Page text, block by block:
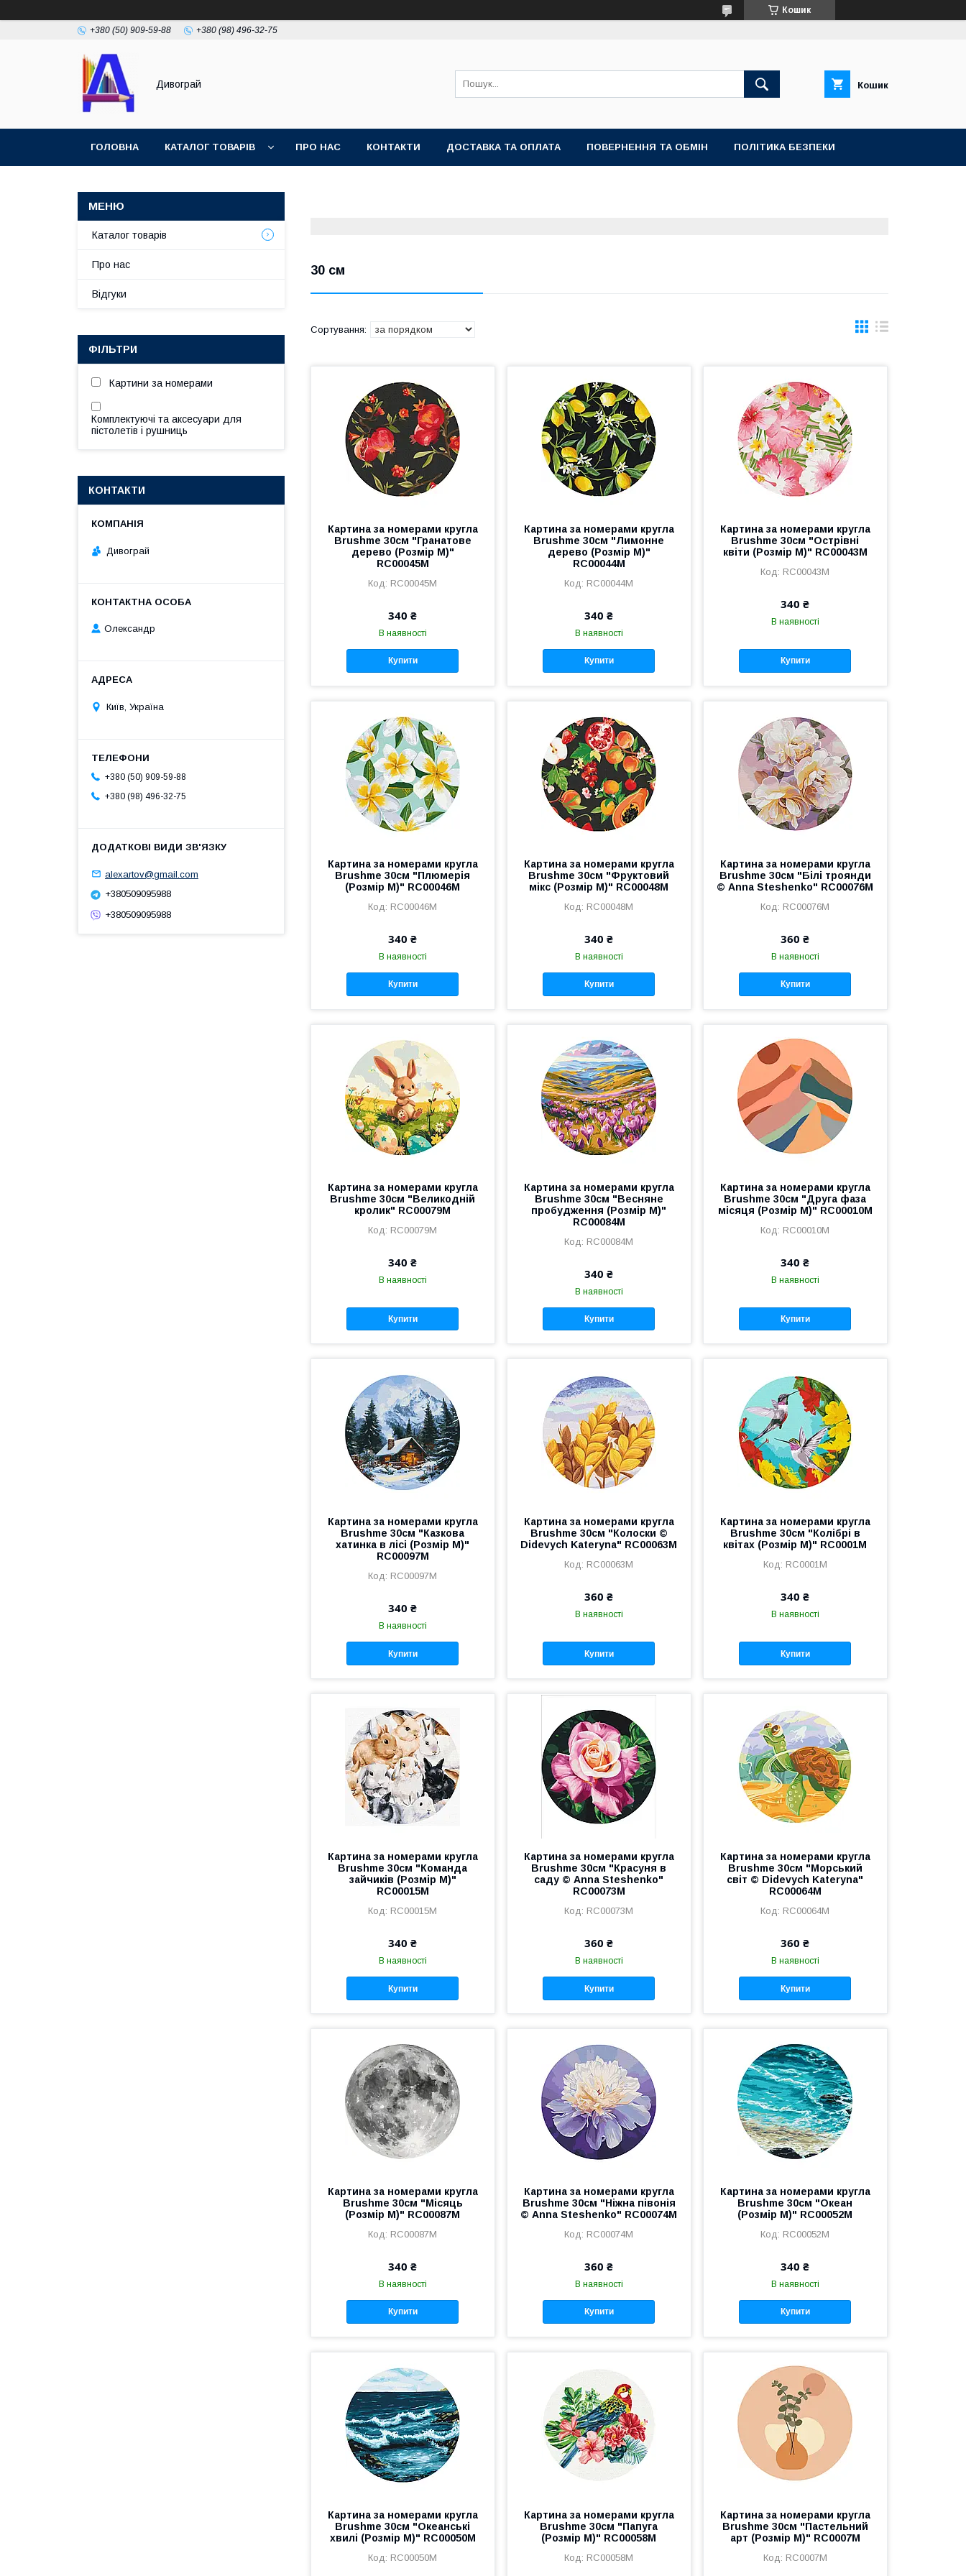
Кошик
+380 (50) 909-59-88 +380 (98) 496-32-75
Дивограй Кошик
ГОЛОВНА КАТАЛОГ ТОВАРІВ ПРО НАС КОНТАКТИ ДОСТАВКА ТА ОПЛАТА ПОВЕРНЕННЯ ТА ОБМІН ПОЛІТИКА БЕЗПЕКИ
30 см
Картина за номерами кругла
Brushme 30см "Гранатове
дерево (Розмір M)"
RC00045M
RC00045M
340 ₴
В наявності
Купити
Картина за номерами кругла
Brushme 30см "Лимонне
дерево (Розмір M)"
RC00044M
RC00044M
340 ₴
В наявності
Купити
Картина за номерами кругла
Brushme 30см "Острівні
квіти (Розмір M)" RC00043M
RC00043M
340 ₴
В наявності
Купити
Картина за номерами кругла
Brushme 30см "Плюмерія
(Розмір M)" RC00046M
RC00046M
340 ₴
В наявності
Купити
Картина за номерами кругла
Brushme 30см "Фруктовий
мікс (Розмір M)" RC00048M
RC00048M
340 ₴
В наявності
Купити
Картина за номерами кругла
Brushme 30см "Білі троянди
© Anna Steshenko" RC00076M
RC00076M
360 ₴
В наявності
Купити
Картина за номерами кругла
Brushme 30см "Великодній
кролик" RC00079M
RC00079M
340 ₴
В наявності
Купити
Картина за номерами кругла
Brushme 30см "Весняне
пробудження (Розмір M)"
RC00084M
RC00084M
340 ₴
В наявності
Купити
Картина за номерами кругла
Brushme 30см "Друга фаза
місяця (Розмір M)" RC00010M
RC00010M
340 ₴
В наявності
Купити
Картина за номерами кругла
Brushme 30см "Казкова
хатинка в лісі (Розмір M)"
RC00097M
RC00097M
340 ₴
В наявності
Купити
Картина за номерами кругла
Brushme 30см "Колоски ©
Didevych Kateryna" RC00063M
RC00063M
360 ₴
В наявності
Купити
Картина за номерами кругла
Brushme 30см "Колібрі в
квітах (Розмір M)" RC0001M
RC0001M
340 ₴
В наявності
Купити
Картина за номерами кругла
Brushme 30см "Команда
зайчиків (Розмір M)"
RC00015M
RC00015M
340 ₴
В наявності
Купити
Картина за номерами кругла
Brushme 30см "Красуня в
саду © Anna Steshenko"
RC00073M
RC00073M
360 ₴
В наявності
Купити
Картина за номерами кругла
Brushme 30см "Морський
світ © Didevych Kateryna"
RC00064M
RC00064M
360 ₴
В наявності
Купити
Картина за номерами кругла
Brushme 30см "Місяць
(Розмір M)" RC00087M
RC00087M
340 ₴
В наявності
Купити
Картина за номерами кругла
Brushme 30см "Ніжна півонія
© Anna Steshenko" RC00074M
RC00074M
360 ₴
В наявності
Купити
Картина за номерами кругла
Brushme 30см "Океан
(Розмір M)" RC00052M
RC00052M
340 ₴
В наявності
Купити
Картина за номерами кругла
Brushme 30см "Океанські
хвилі (Розмір M)" RC00050M
RC00050M
Картина за номерами кругла
Brushme 30см "Папуга
(Розмір M)" RC00058M
RC00058M
Картина за номерами кругла
Brushme 30см "Пастельний
арт (Розмір M)" RC0007M
RC0007M
Каталог товарів
Про нас
Відгуки
ФІЛЬТРИ
Картини за номерами
Комплектуючі та аксесуари для
пістолетів і рушниць
КОНТАКТИ
Дивограй
Олександр
Київ, Україна
+380 (50) 909-59-88
+380 (98) 496-32-75
alexartov@gmail.com
+380509095988
+380509095988